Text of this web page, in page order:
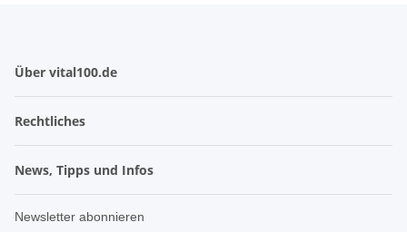
Über vital100.de
Rechtliches
News, Tipps und Infos
Newsletter abonnieren